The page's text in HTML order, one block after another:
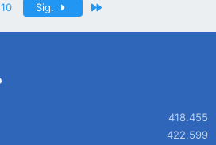
Sig.
418.455
422.599